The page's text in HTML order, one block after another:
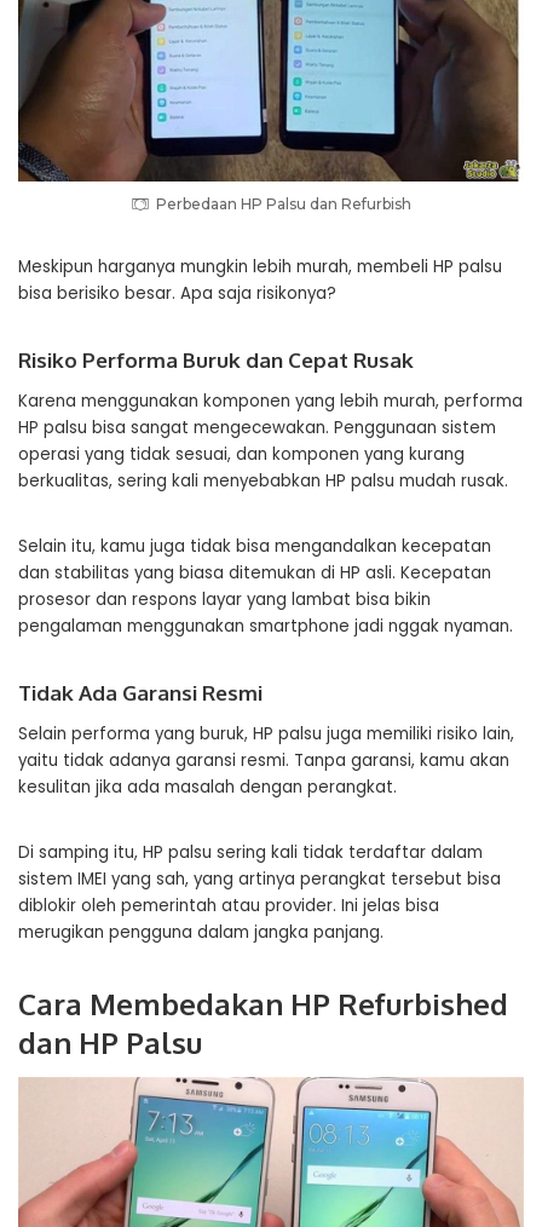
Perbedaan HP Palsu dan Refurbish
Meskipun harganya mungkin lebih murah, membeli HP palsu
bisa berisiko besar. Apa saja risikonya?
Risiko Performa Buruk dan Cepat Rusak
Karena menggunakan komponen yang lebih murah, performa
HP palsu bisa sangat mengecewakan. Penggunaan sistem
operasi yang tidak sesuai, dan komponen yang kurang
berkualitas, sering kali menyebabkan HP palsu mudah rusak.
Selain itu, kamu juga tidak bisa mengandalkan kecepatan
dan stabilitas yang biasa ditemukan di HP asli. Kecepatan
prosesor dan respons layar yang lambat bisa bikin
pengalaman menggunakan smartphone jadi nggak nyaman.
Tidak Ada Garansi Resmi
Selain performa yang buruk, HP palsu juga memiliki risiko lain,
yaitu tidak adanya garansi resmi. Tanpa garansi, kamu akan
kesulitan jika ada masalah dengan perangkat.
Di samping itu, HP palsu sering kali tidak terdaftar dalam
sistem IMEI yang sah, yang artinya perangkat tersebut bisa
diblokir oleh pemerintah atau provider. Ini jelas bisa
merugikan pengguna dalam jangka panjang.
Cara Membedakan HP Refurbished
dan HP Palsu